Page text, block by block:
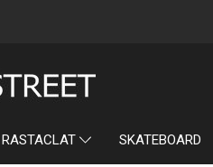
RASTACLAT SKATEBOARD